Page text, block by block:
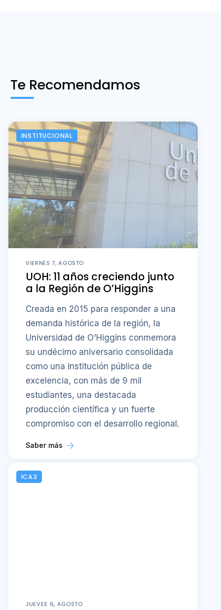
Te Recomendamos
INSTITUCIONAL
VIERNES 7, AGOSTO
UOH: 11 años creciendo junto
a la Región de O’Higgins
Creada en 2015 para responder a una
demanda histórica de la región, la
Universidad de O'Higgins conmemora
su undécimo aniversario consolidada
como una institución pública de
excelencia, con más de 9 mil
estudiantes, una destacada
producción científica y un fuerte
compromiso con el desarrollo regional.
Saber más
ICA3
JUEVES 6, AGOSTO